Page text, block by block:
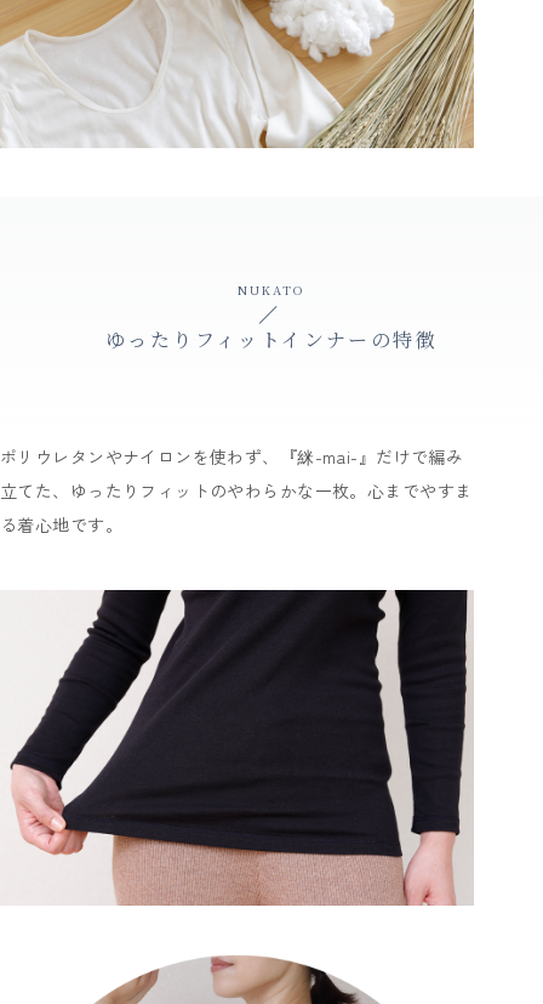
NUKATO
ゆったりフィットインナーの特徴
ポリウレタンやナイロンを使わず、『䋛-mai-』だけで編み
立てた、ゆったりフィットのやわらかな一枚。心までやすま
る着心地です。